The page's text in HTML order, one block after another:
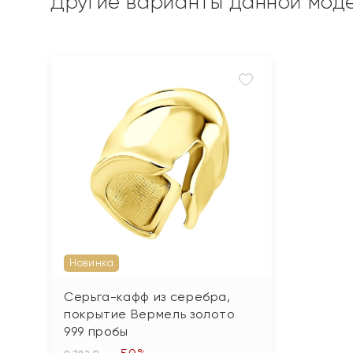
Новинка
Серьга-кафф из серебра,
покрытие Вермель золото
999 пробы